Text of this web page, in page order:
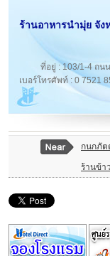
ร้านอาหารนำมุ่ย จัง
ที่อยู่ : 103/1-4 ถน
เบอร์โทรศัพท์ : 0 7521
กนกภัต
ร้านข้า